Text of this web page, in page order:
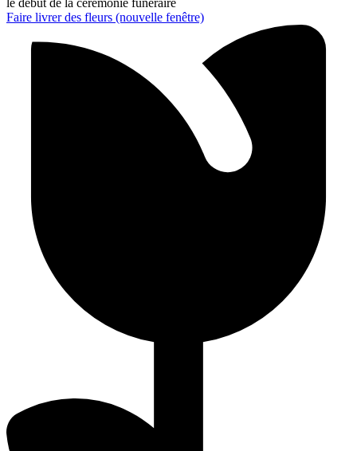
le début de la cérémonie funéraire
Faire livrer des fleurs (nouvelle fenêtre)